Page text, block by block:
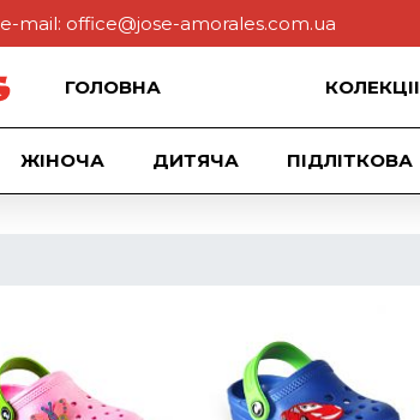
e-mail: office@jose-amorales.com.ua
ГОЛОВНА КОЛЕКЦII
ЖІНОЧА ДИТЯЧА ПІДЛІТКОВА